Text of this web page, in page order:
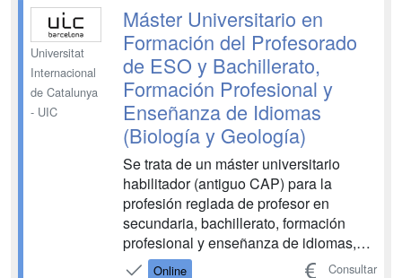
públicas, como en centros de
enseñanza concertada y privada. Mod...
Universitat
Internacional
de Catalunya
- UIC
Máster Universitario en
Formación del Profesorado
de ESO y Bachillerato,
Formación Profesional y
Enseñanza de Idiomas
(Biología y Geología)
Se trata de un máster universitario
habilitador (antiguo CAP) para la
profesión reglada de profesor en
secundaria, bachillerato, formación
profesional y enseñanza de idiomas,
según consta en las normas del
Online Consultar